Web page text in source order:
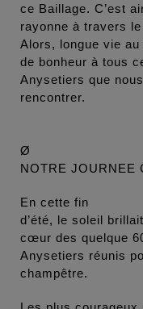
ce Baillage. C’est
rayonne à travers le
Alors, longue vie
de bonheur à tous
Anysetiers que
rencontrer.
Ø
NOTRE JOURNEE
En cette fin
d’été, le soleil
cœur des quelque
Anysetiers réunis
champêtre.